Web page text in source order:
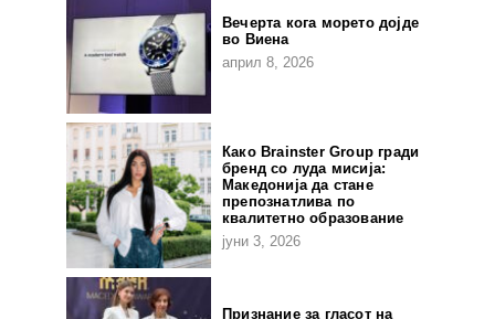
Вечерта кога морето дојде
во Виена
април 8, 2026
Како Brainster Group гради
бренд со луда мисија:
Македонија да стане
препознатлива по
квалитетно образование
јуни 3, 2026
Признание за гласот на